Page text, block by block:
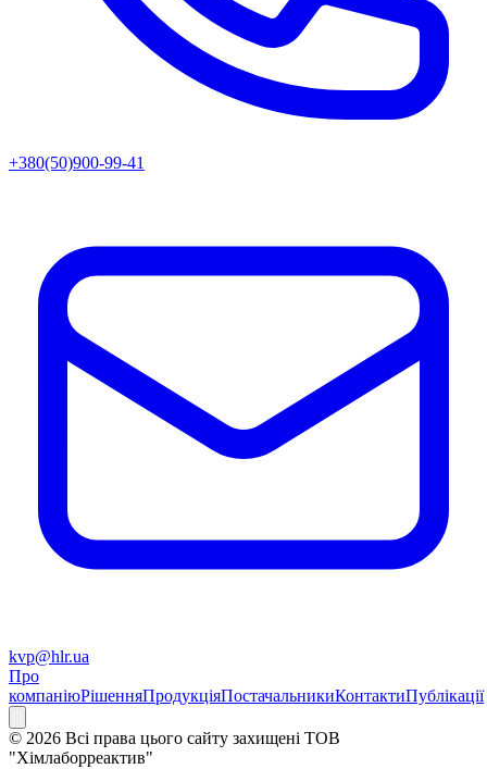
+380(50)900-99-41
kvp@hlr.ua
Про
компаніюРішенняПродукціяПостачальникиКонтактиПублікації
© 2026 Всі права цього сайту захищені ТОВ
"Хімлаборреактив"